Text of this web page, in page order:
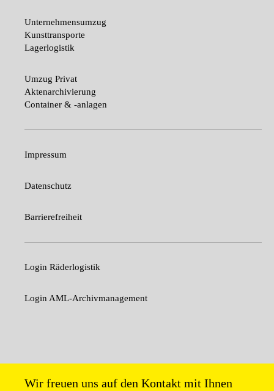
Unternehmensumzug
Kunsttransporte
Lagerlogistik
Umzug Privat
Aktenarchivierung
Container & -anlagen
Impressum
Datenschutz
Barrierefreiheit
Login Räderlogistik
Login AML-Archivmanagement
Wir freuen uns auf den Kontakt mit Ihnen